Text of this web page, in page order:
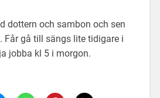
dottern och sambon och sen
Får gå till sängs lite tidigare i
jobba kl 5 i morgon.